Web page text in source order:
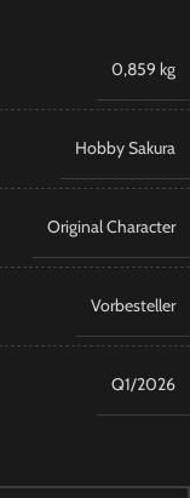
0,859 kg
Hobby Sakura
Original Character
Vorbesteller
Q1/2026